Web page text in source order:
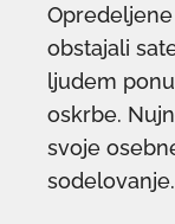
obstajali
ljudem
oskrbe.
svoje